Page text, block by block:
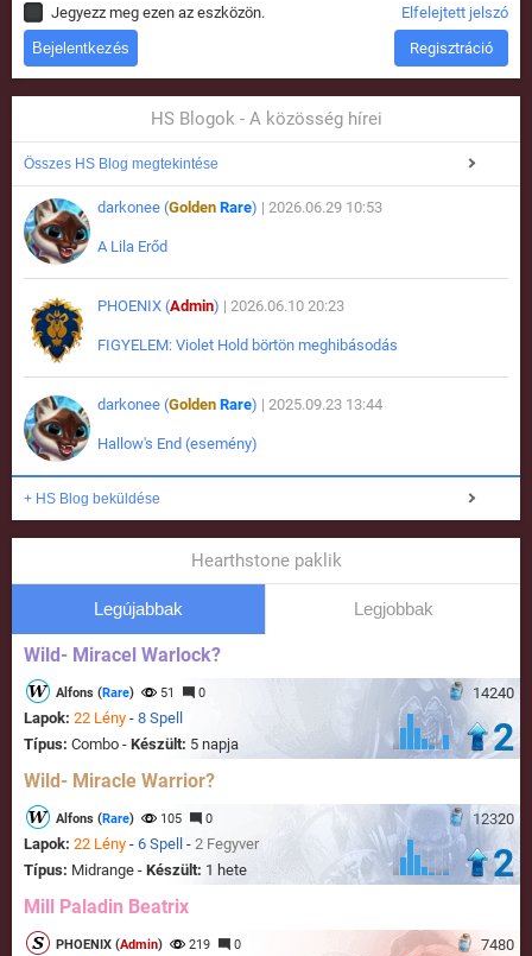
Jegyezz meg ezen az eszközön. Elfelejtett jelszó
Regisztráció
HS Blogok - A közösség hírei
Összes HS Blog megtekintése
darkonee (Golden Rare) | 2026.06.29 10:53
A Lila Erőd
PHOENIX (Admin) | 2026.06.10 20:23
FIGYELEM: Violet Hold börtön meghibásodás
darkonee (Golden Rare) | 2025.09.23 13:44
Hallow's End (esemény)
+ HS Blog beküldése
Hearthstone paklik
Legújabbak Legjobbak
Wild- Miracel Warlock?
14240
Alfons (Rare) 51 0
Lapok: 22 Lény - 8 Spell
Típus: Combo - Készült: 5 napja 2
Wild- Miracle Warrior?
12320
Alfons (Rare) 105 0
Lapok: 22 Lény - 6 Spell - 2 Fegyver
Típus: Midrange - Készült: 1 hete 2
Mill Paladin Beatrix
7480
PHOENIX (Admin) 219 0